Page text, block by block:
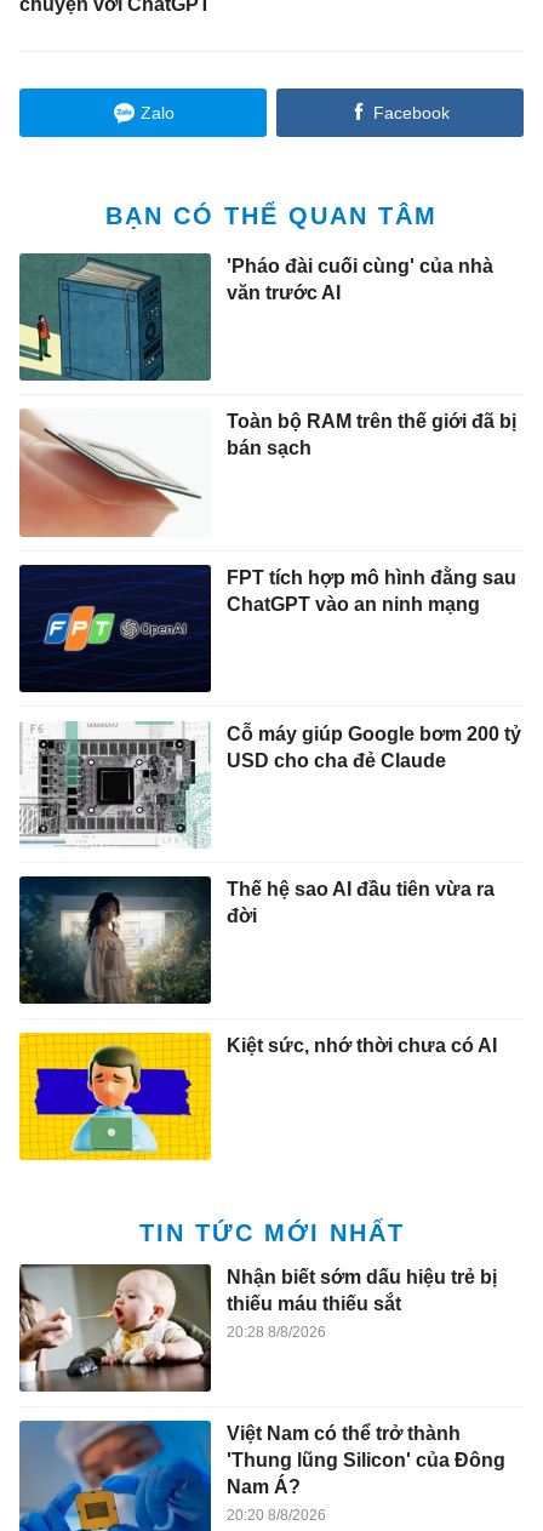
Zalo Facebook
BẠN CÓ THỂ QUAN TÂM
'Pháo đài cuối cùng' của nhà
văn trước AI
Toàn bộ RAM trên thế giới đã bị
bán sạch
FPT tích hợp mô hình đằng sau
ChatGPT vào an ninh mạng
Cỗ máy giúp Google bơm 200 tỷ
USD cho cha đẻ Claude
Thế hệ sao AI đầu tiên vừa ra
đời
Kiệt sức, nhớ thời chưa có AI
TIN TỨC MỚI NHẤT
Nhận biết sớm dấu hiệu trẻ bị
thiếu máu thiếu sắt
20:28 8/8/2026
Việt Nam có thể trở thành
'Thung lũng Silicon' của Đông
Nam Á?
20:20 8/8/2026